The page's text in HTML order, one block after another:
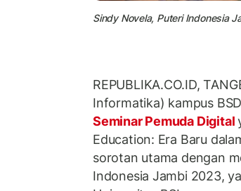
Sindy Novela, Puteri Indonesia
REPUBLIKA.CO.ID,
Informatika) kampus
Seminar Pemuda Digital
Education: Era Baru
sorotan utama dengan
Indonesia Jambi 2023,